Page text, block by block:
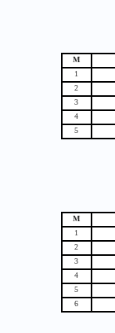
М
1
2
3
4
5
М
1
2
3
4
5
6